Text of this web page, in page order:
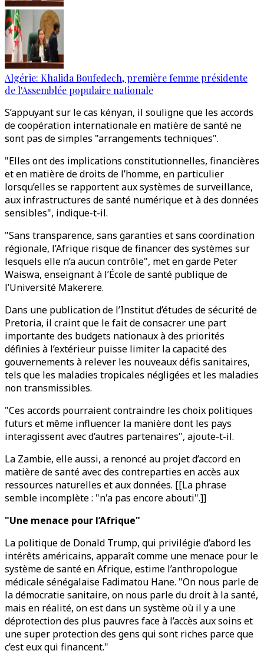
Algérie: Khalida Boufedech, première femme présidente
de l'Assemblée populaire nationale
S’appuyant sur le cas kényan, il souligne que les accords
de coopération internationale en matière de santé ne
sont pas de simples "arrangements techniques".
"Elles ont des implications constitutionnelles, financières
et en matière de droits de l’homme, en particulier
lorsqu’elles se rapportent aux systèmes de surveillance,
aux infrastructures de santé numérique et à des données
sensibles", indique-t-il.
"Sans transparence, sans garanties et sans coordination
régionale, l’Afrique risque de financer des systèmes sur
lesquels elle n’a aucun contrôle", met en garde Peter
Waiswa, enseignant à l’École de santé publique de
l’Université Makerere.
Dans une publication de l’Institut d’études de sécurité de
Pretoria, il craint que le fait de consacrer une part
importante des budgets nationaux à des priorités
définies à l’extérieur puisse limiter la capacité des
gouvernements à relever les nouveaux défis sanitaires,
tels que les maladies tropicales négligées et les maladies
non transmissibles.
"Ces accords pourraient contraindre les choix politiques
futurs et même influencer la manière dont les pays
interagissent avec d’autres partenaires", ajoute-t-il.
La Zambie, elle aussi, a renoncé au projet d’accord en
matière de santé avec des contreparties en accès aux
ressources naturelles et aux données. [[La phrase
semble incomplète : "n'a pas encore abouti".]]
"Une menace pour l’Afrique"
La politique de Donald Trump, qui privilégie d’abord les
intérêts américains, apparaît comme une menace pour le
système de santé en Afrique, estime l’anthropologue
médicale sénégalaise Fadimatou Hane. "On nous parle de
la démocratie sanitaire, on nous parle du droit à la santé,
mais en réalité, on est dans un système où il y a une
déprotection des plus pauvres face à l’accès aux soins et
une super protection des gens qui sont riches parce que
c’est eux qui financent."